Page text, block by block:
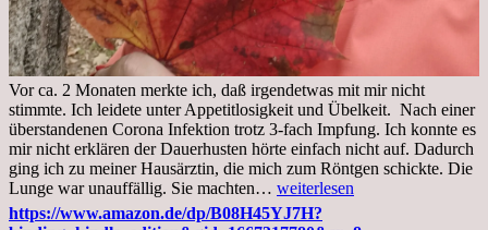
Vor ca. 2 Monaten merkte ich, daß irgendetwas mit mir nicht
stimmte. Ich leidete unter Appetitlosigkeit und Übelkeit. Nach einer
überstandenen Corona Infektion trotz 3-fach Impfung. Ich konnte es
mir nicht erklären der Dauerhusten hörte einfach nicht auf. Dadurch
ging ich zu meiner Hausärztin, die mich zum Röntgen schickte. Die
Lunge war unauffällig. Sie machten… Mittwoch,
02.11.2022,
Arztgespräch
weiterlesen
https://www.amazon.de/dp/B08H45YJ7H?